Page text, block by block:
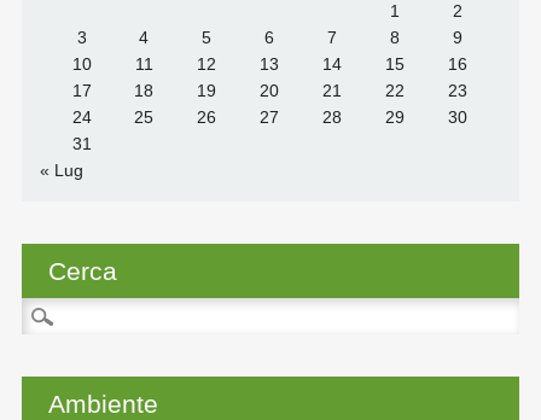
1
2
3
4 5 6 7 8
9
10
11 12 13 14 15
16
17
18 19 20 21 22
23
24
25 26 27 28 29
30
31
« Lug
Cerca
Ricerca
per:
Ambiente